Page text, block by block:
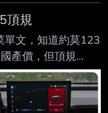
頂規
單文，知道約莫123
產價，但頂規
6~8萬而已。
，TSS4.0理論上也
樣的情況下，有什麼